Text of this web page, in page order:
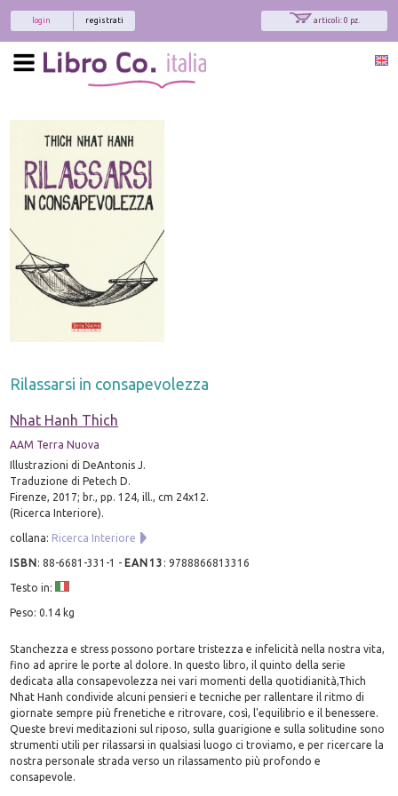
articoli: 0 pz.
registrati
login
Rilassarsi in consapevolezza
Nhat Hanh Thich
AAM Terra Nuova
Illustrazioni di DeAntonis J.
Traduzione di Petech D.
Firenze, 2017; br., pp. 124, ill., cm 24x12.
(Ricerca Interiore).
collana: Ricerca Interiore
ISBN:88-6681-331-1 - EAN13 :9788866813316
Testo in:
Peso: 0.14 kg
Stanchezza e stress possono portare tristezza e infelicità nella nostra vita,
fino ad aprire le porte al dolore. In questo libro, il quinto della serie
dedicata alla consapevolezza nei vari momenti della quotidianità,Thich
Nhat Hanh condivide alcuni pensieri e tecniche per rallentare il ritmo di
giornate sempre più frenetiche e ritrovare, così, l'equilibrio e il benessere.
Queste brevi meditazioni sul riposo, sulla guarigione e sulla solitudine sono
strumenti utili per rilassarsi in qualsiasi luogo ci troviamo, e per ricercare la
nostra personale strada verso un rilassamento più profondo e
consapevole.